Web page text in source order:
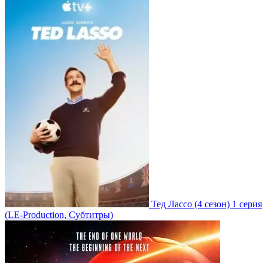
Тед Лассо (4 сезон) 1 серия
(LE-Production, Субтитры)